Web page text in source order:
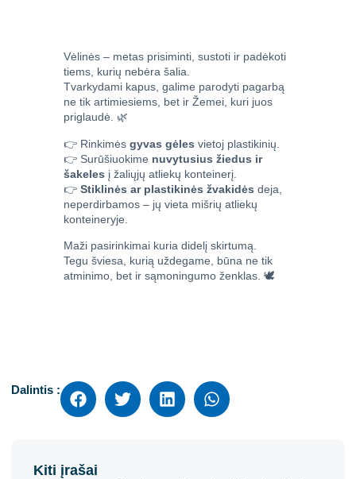
Vėlinės – metas prisiminti, sustoti ir padėkoti
tiems, kurių nebėra šalia.
Tvarkydami kapus, galime parodyti pagarbą
ne tik artimiesiems, bet ir Žemei, kuri juos
priglaudė. 🌿
👉 Rinkimės gyvas gėles vietoj plastikinių.
👉 Surūšiuokime nuvytusius žiedus ir
šakeles į žaliųjų atliekų konteinerį.
👉 Stiklinės ar plastikinės žvakidės deja,
neperdirbamos – jų vieta mišrių atliekų
konteineryje.
Maži pasirinkimai kuria didelį skirtumą.
Tegu šviesa, kurią uždegame, būna ne tik
atminimo, bet ir sąmoningumo ženklas. 🕊️
Dalintis :
Kiti įrašai